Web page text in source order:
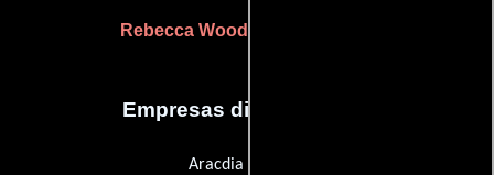
Rebecca Wood
Empresas distribuidoras
Aracdia Pictures